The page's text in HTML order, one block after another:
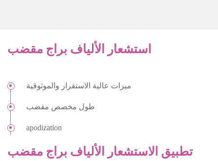
استشعار الألياف براج مقضب
ميزات عالية الاستقرار والموثوقية
طول مخصص مقضب
apodization
تطبيق الاستشعار الألياف براج مقضب